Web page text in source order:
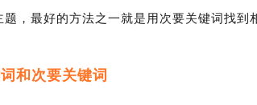
，最好的方法之一就是用次要关键词找到
和次要关键词